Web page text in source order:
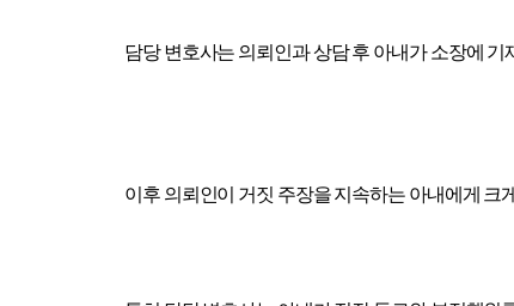
담당 변호사는 의뢰인과 상담 후 아내가 소장에
이후 의뢰인이 거짓 주장을 지속하는 아내에게 크